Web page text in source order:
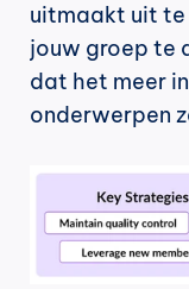
uitmaakt uit te
jouw groep te
dat het meer
onderwerpen